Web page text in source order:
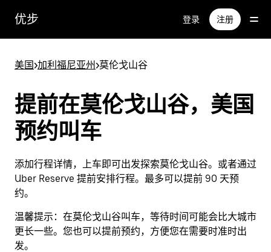
优步 登录 注册
美国>加利福尼亚州>莫伦戈山谷
提前在莫伦戈山谷，美国
预约叫车
添加行程详情，上车即可出发探索莫伦戈山谷。或者通过
Uber Reserve 提前安排行程。最多可以提前 90 天预
约。
温馨提示： 在莫伦戈山谷叫车，等待时间可能会比大城市
更长一些。您也可以提前预约，方便您在需要时准时出
发。